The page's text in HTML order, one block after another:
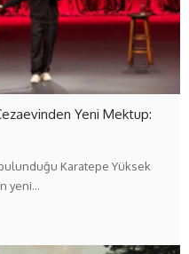
Yeni Mektup:
Karatepe Yüksek
yeni…